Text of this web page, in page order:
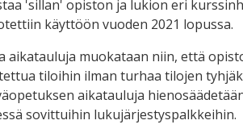
'sillan' opiston ja lukion eri
käyttöön vuoden 2021 lopussa.
aikatauluja muokataan niin, että
tiloihin ilman turhaa tilojen
aikatauluja
sovittuihin lukujärjestyspalkkeihin.